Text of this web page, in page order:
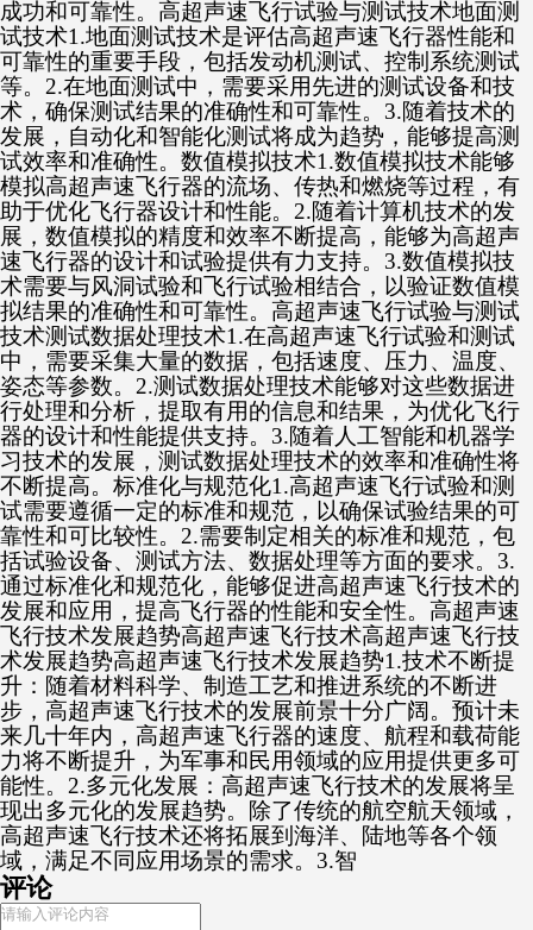
成功和可靠性。高超声速飞行试验与测试技术地面测
试技术1.地面测试技术是评估高超声速飞行器性能和
可靠性的重要手段，包括发动机测试、控制系统测试
等。2.在地面测试中，需要采用先进的测试设备和技
术，确保测试结果的准确性和可靠性。3.随着技术的
发展，自动化和智能化测试将成为趋势，能够提高测
试效率和准确性。数值模拟技术1.数值模拟技术能够
模拟高超声速飞行器的流场、传热和燃烧等过程，有
助于优化飞行器设计和性能。2.随着计算机技术的发
展，数值模拟的精度和效率不断提高，能够为高超声
速飞行器的设计和试验提供有力支持。3.数值模拟技
术需要与风洞试验和飞行试验相结合，以验证数值模
拟结果的准确性和可靠性。高超声速飞行试验与测试
技术测试数据处理技术1.在高超声速飞行试验和测试
中，需要采集大量的数据，包括速度、压力、温度、
姿态等参数。2.测试数据处理技术能够对这些数据进
行处理和分析，提取有用的信息和结果，为优化飞行
器的设计和性能提供支持。3.随着人工智能和机器学
习技术的发展，测试数据处理技术的效率和准确性将
不断提高。标准化与规范化1.高超声速飞行试验和测
试需要遵循一定的标准和规范，以确保试验结果的可
靠性和可比较性。2.需要制定相关的标准和规范，包
括试验设备、测试方法、数据处理等方面的要求。3.
通过标准化和规范化，能够促进高超声速飞行技术的
发展和应用，提高飞行器的性能和安全性。高超声速
飞行技术发展趋势高超声速飞行技术高超声速飞行技
术发展趋势高超声速飞行技术发展趋势1.技术不断提
升：随着材料科学、制造工艺和推进系统的不断进
步，高超声速飞行技术的发展前景十分广阔。预计未
来几十年内，高超声速飞行器的速度、航程和载荷能
力将不断提升，为军事和民用领域的应用提供更多可
能性。2.多元化发展：高超声速飞行技术的发展将呈
现出多元化的发展趋势。除了传统的航空航天领域，
高超声速飞行技术还将拓展到海洋、陆地等各个领
域，满足不同应用场景的需求。3.智
评论